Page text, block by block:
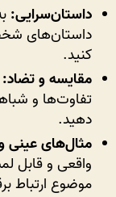
داستان‌سرایی:
داستان‌های
کنید.
مقایسه و تضاد:
تفاوت‌ها و
دهید.
مثال‌های
واقعی و قابل
موضوع ارتباط